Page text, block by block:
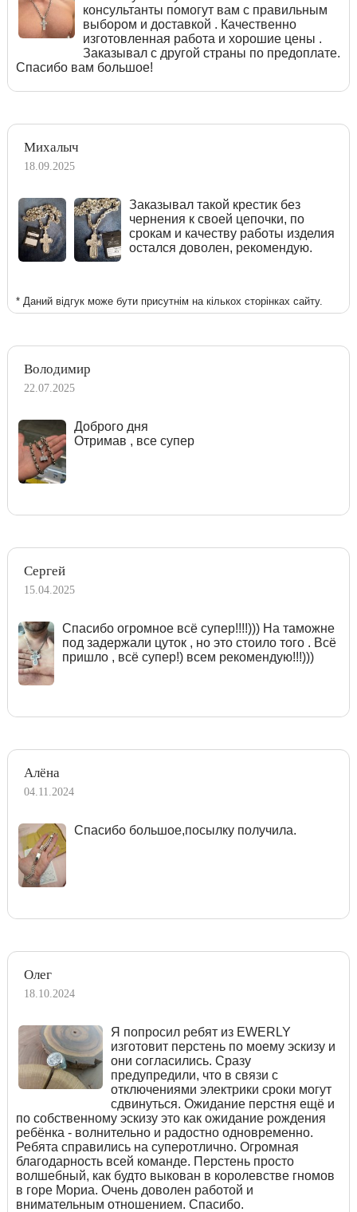
консультанты помогут вам с правильным
выбором и доставкой . Качественно
изготовленная работа и хорошие цены .
Заказывал с другой страны по предоплате.
Спасибо вам большое!
Михалыч
18.09.2025
Заказывал такой крестик без
чернения к своей цепочки, по
срокам и качеству работы изделия
остался доволен, рекомендую.
* Даний відгук може бути присутнім на кількох сторінках сайту.
Володимир
22.07.2025
Доброго дня
Отримав , все супер
Сергей
15.04.2025
Спасибо огромное всё супер!!!!))) На таможне
под задержали цуток , но это стоило того . Всё
пришло , всё супер!) всем рекомендую!!!)))
Алёна
04.11.2024
Спасибо большое,посылку получила.
Олег
18.10.2024
Я попросил ребят из EWERLY
изготовит перстень по моему эскизу и
они согласились. Сразу
предупредили, что в связи с
отключениями электрики сроки могут
сдвинуться. Ожидание перстня ещё и
по собственному эскизу это как ожидание рождения
ребёнка - волнительно и радостно одновременно.
Ребята справились на суперотлично. Огромная
благодарность всей команде. Перстень просто
волшебный, как будто выкован в королевстве гномов
в горе Мориа. Очень доволен работой и
внимательным отношением. Спасибо.